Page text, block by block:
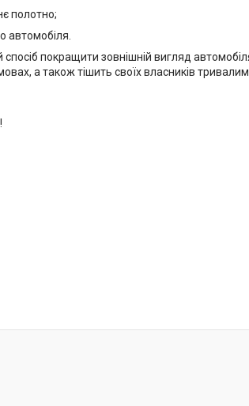
полотно;
автомобіля.
покращити зовнішній вигляд
а також тішить своїх власників тривалим